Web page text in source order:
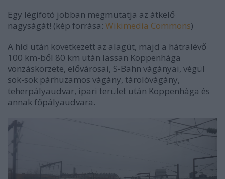
Egy légifotó jobban megmutatja az átkelő
nagyságát! (kép forrása: Wikimedia Commons)
A híd után következett az alagút, majd a hátralévő
100 km-ből 80 km után lassan Koppenhága
vonzáskörzete, elővárosai, S-Bahn vágányai, végül
sok-sok párhuzamos vágány, tárolóvágány,
teherpályaudvar, ipari terület után Koppenhága és
annak főpályaudvara.